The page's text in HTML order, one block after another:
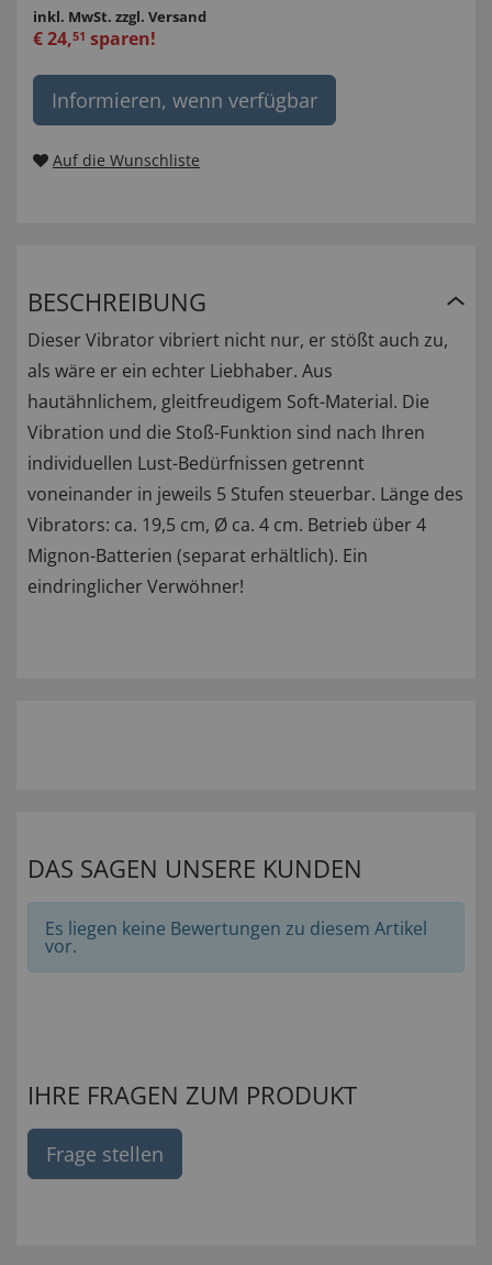
inkl. MwSt. zzgl. Versand
€24,51 sparen!
Informieren, wenn verfügbar
Auf die Wunschliste
BESCHREIBUNG
Dieser Vibrator vibriert nicht nur, er stößt auch zu,
als wäre er ein echter Liebhaber. Aus
hautähnlichem, gleitfreudigem Soft-Material. Die
Vibration und die Stoß-Funktion sind nach Ihren
individuellen Lust-Bedürfnissen getrennt
voneinander in jeweils 5 Stufen steuerbar. Länge des
Vibrators: ca. 19,5 cm, Ø ca. 4 cm. Betrieb über 4
Mignon-Batterien (separat erhältlich). Ein
eindringlicher Verwöhner!
DAS SAGEN UNSERE KUNDEN
Es liegen keine Bewertungen zu diesem Artikel
vor.
IHRE FRAGEN ZUM PRODUKT
Frage stellen